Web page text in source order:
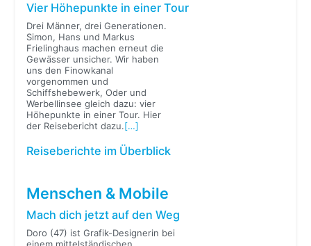
Vier Höhepunkte in einer Tour
Drei Männer, drei Generationen.
Simon, Hans und Markus
Frielinghaus machen erneut die
Gewässer unsicher. Wir haben
uns den Finowkanal
vorgenommen und
Schiffshebewerk, Oder und
Werbellinsee gleich dazu: vier
Höhepunkte in einer Tour. Hier
der Reisebericht dazu.[…]
Reiseberichte im Überblick
Menschen & Mobile
Mach dich jetzt auf den Weg
Doro (47) ist Grafik-Designerin bei